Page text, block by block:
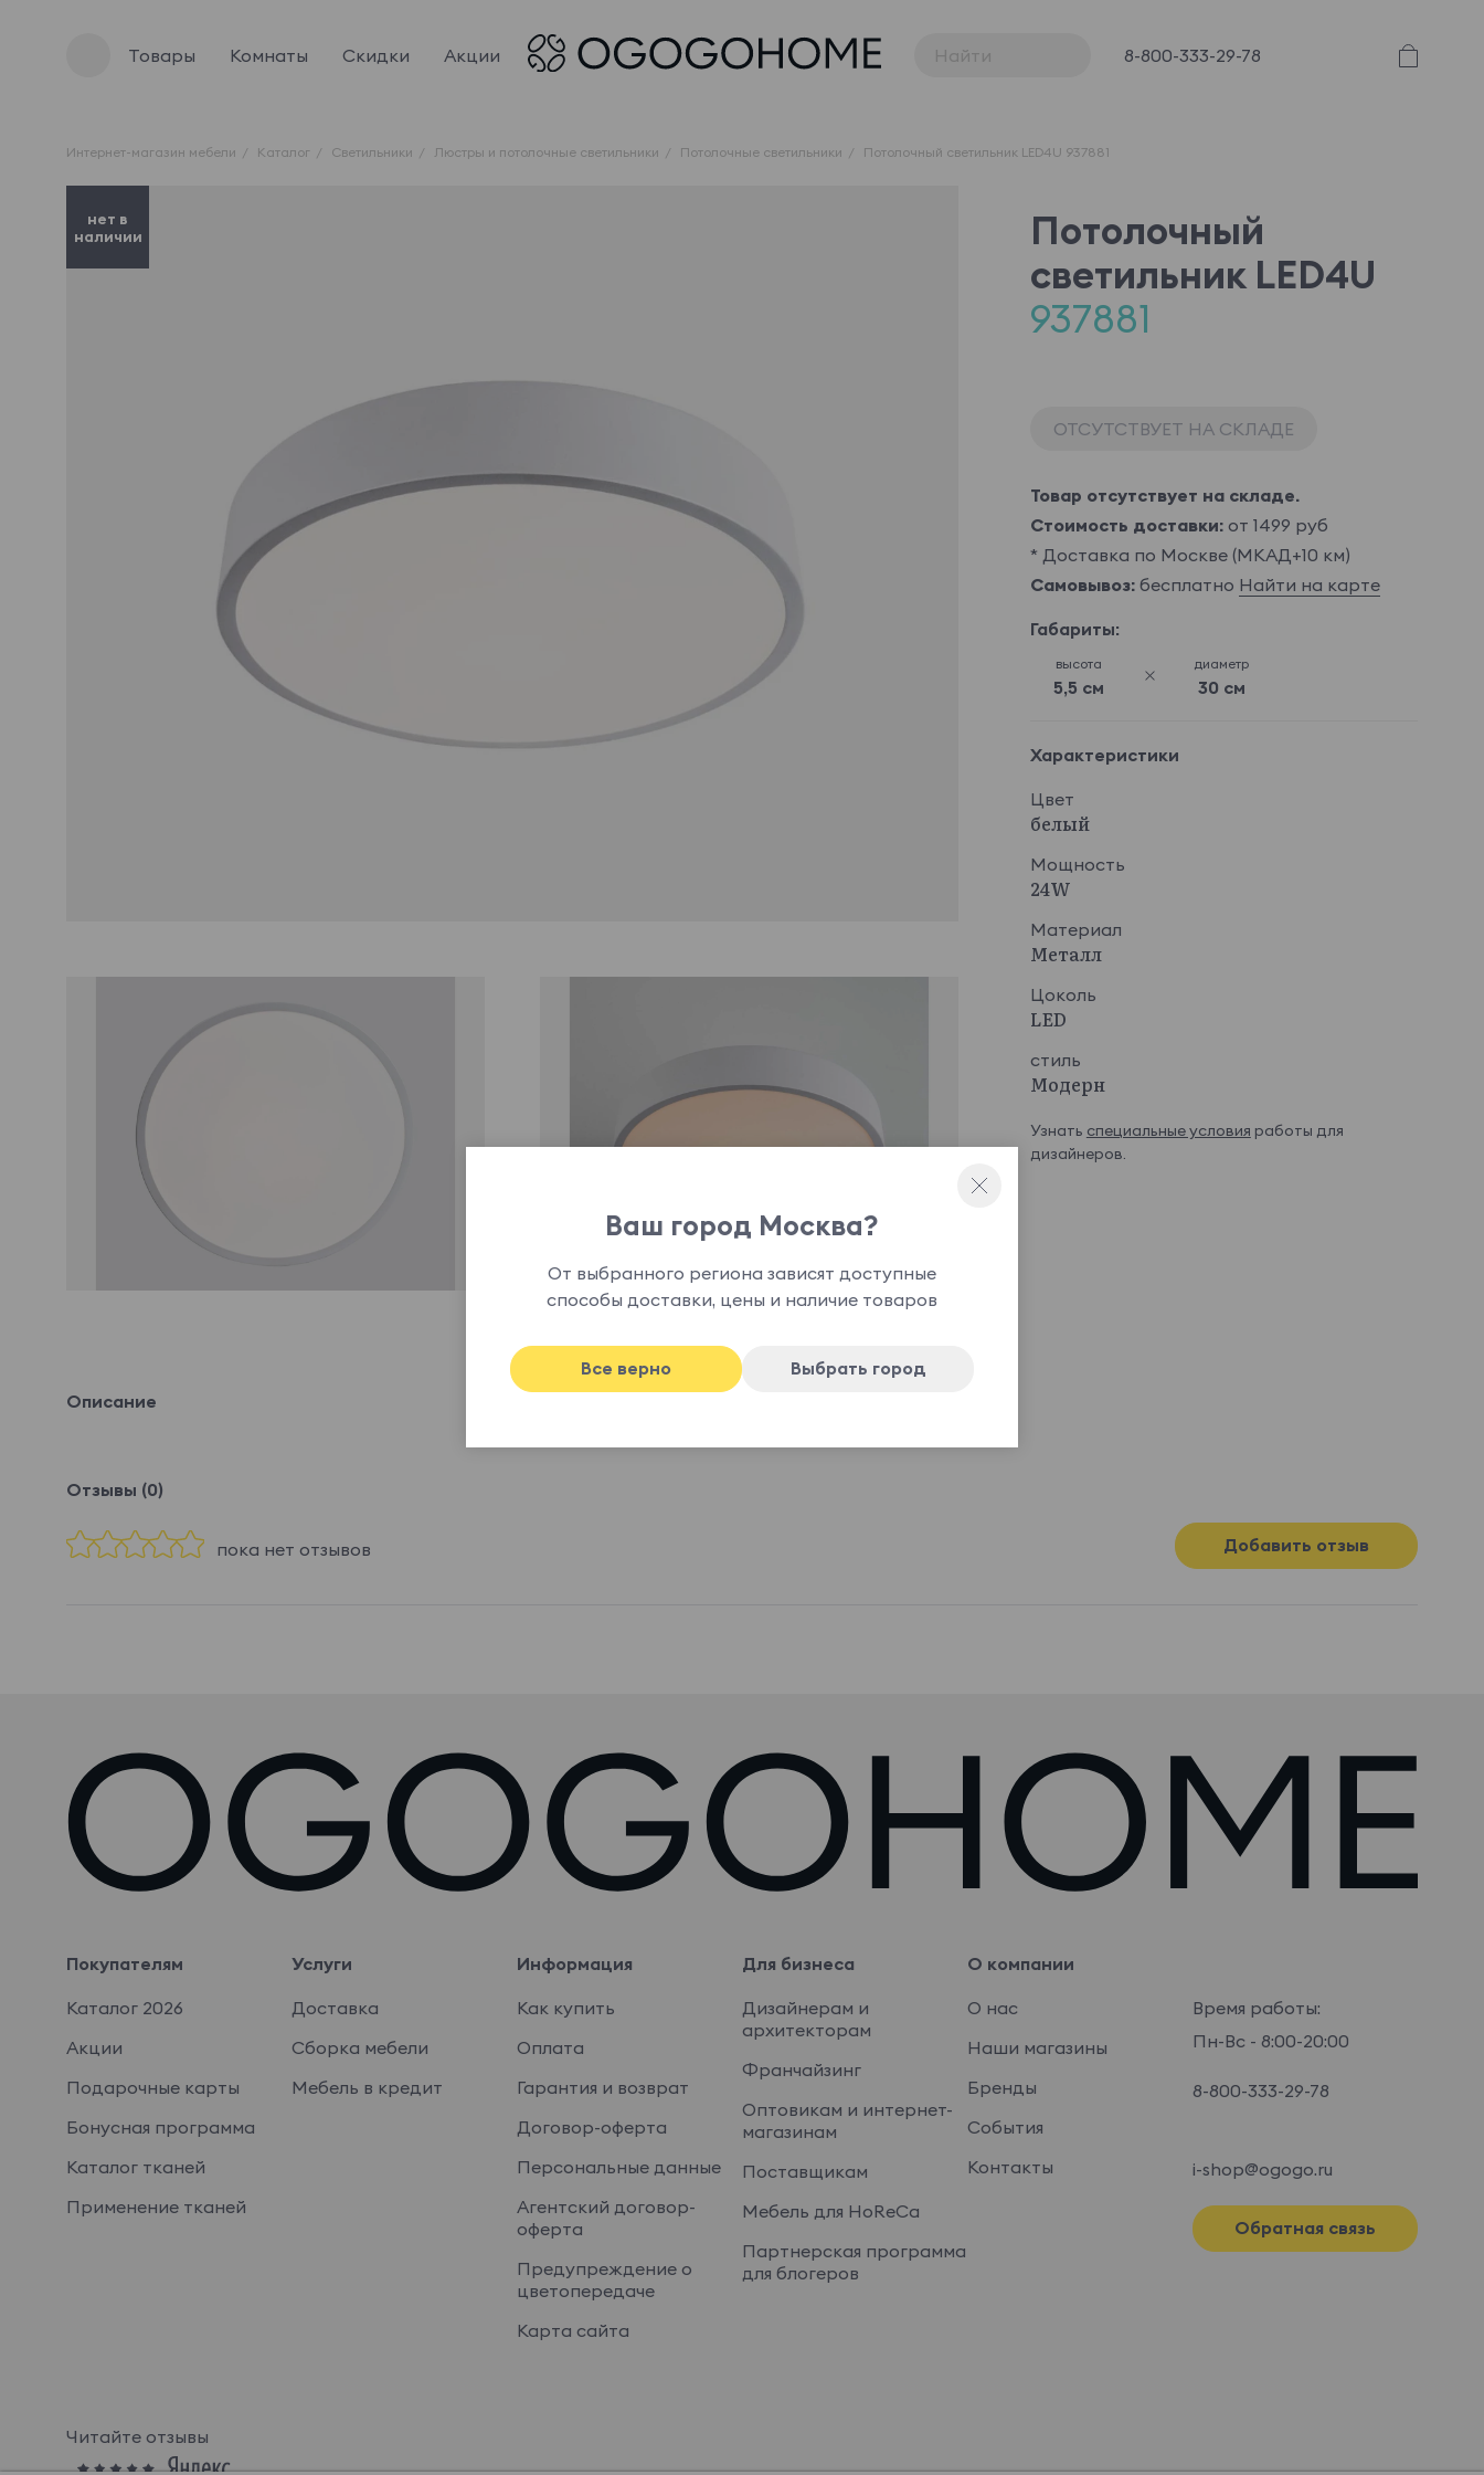
Товары Комнаты Скидки Акции 8-800-333-29-78
Интернет-магазин мебели Каталог Светильники Люстры и потолочные светильники Потолочные светильники Потолочный cветильник LED4U 937881
нет в
наличии
Потолочный
cветильник LED4U
937881
ОТСУТСТВУЕТ НА СКЛАДЕ
Товар отсутствует на складе.
Стоимость доставки:от 1499 руб
* Доставка по Москве (МКАД+10 км)
Самовывоз:бесплатно Найти на карте
Габариты:
высота
5,5 см
диаметр
30 см
Характеристики
Цвет
белый
Мощность
24W
Материал
Металл
Цоколь
LED
стиль
Модерн
Узнать специальные условия работы для
дизайнеров.
Описание
Отзывы (0)
пока нет отзывов Добавить отзыв
Покупателям
Каталог 2026
Акции
Подарочные карты
Бонусная программа
Каталог тканей
Применение тканей
Услуги
Доставка
Сборка мебели
Мебель в кредит
Информация
Как купить
Оплата
Гарантия и возврат
Договор-оферта
Персональные данные
Агентский договор-
оферта
Предупреждение о
цветопередаче
Карта сайта
Для бизнеса
Дизайнерам и
архитекторам
Франчайзинг
Оптовикам и интернет-
магазинам
Поставщикам
Мебель для HoReCa
Партнерская программа
для блогеров
О компании
О нас
Наши магазины
Бренды
События
Контакты
Время работы:
Пн-Вс - 8:00-20:00
8-800-333-29-78
i-shop@ogogo.ru
Обратная связь
Читайте отзывы
Ваш город Москва?
От выбранного региона зависят доступные
способы доставки, цены и наличие товаров
Все верно Выбрать город